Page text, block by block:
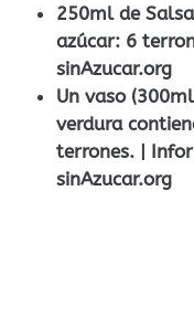
250ml de
azúcar: 6
sinAzucar.org
Un vaso
verdura
terrones. |
sinAzucar.org